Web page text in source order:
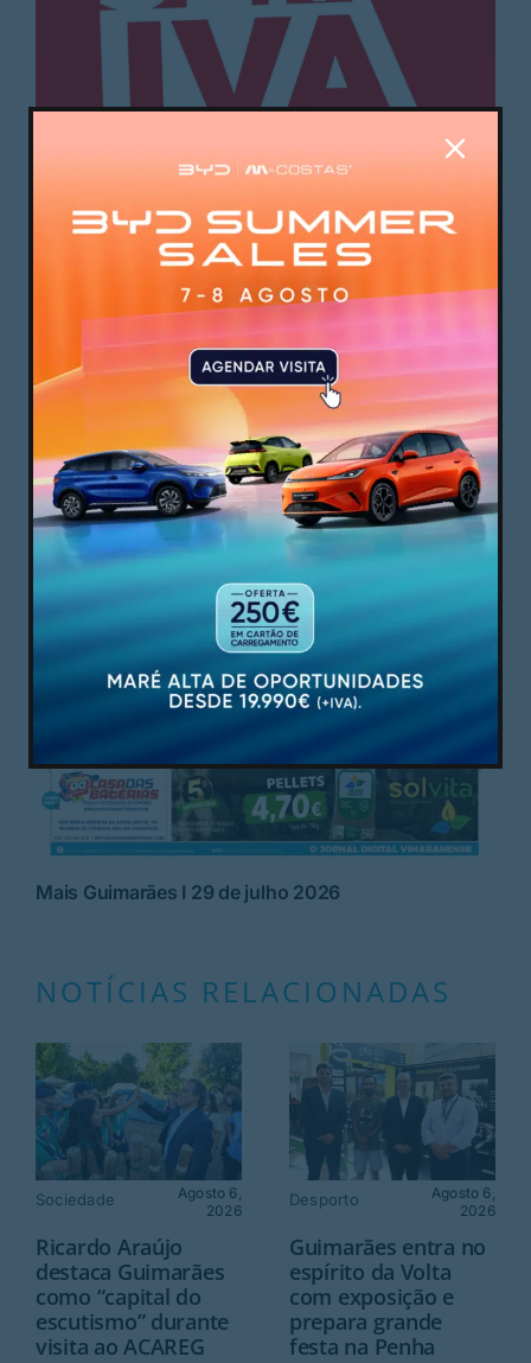
Mais Guimarães I 29 de julho 2026
NOTÍCIAS RELACIONADAS
Sociedade
Agosto 6,
2026
Ricardo Araújo
destaca Guimarães
como “capital do
escutismo” durante
visita ao ACAREG
Desporto
Agosto 6,
2026
Guimarães entra no
espírito da Volta
com exposição e
prepara grande
festa na Penha